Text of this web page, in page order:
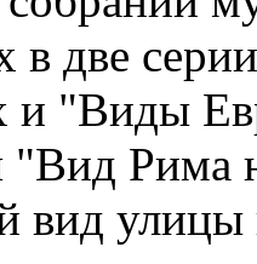
в две
и "Виды
"Вид Рима
вид